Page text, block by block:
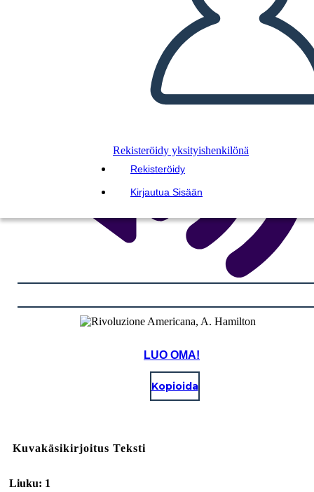
Rekisteröidy yksityishenkilönä
Rekisteröidy
Kirjautua Sisään
LUO OMA!
Kopioida
Kuvakäsikirjoitus Teksti
Liuku: 1